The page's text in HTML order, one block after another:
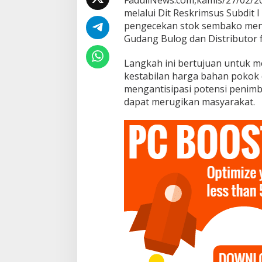
n
s
u
c
R
a
m
a
d
a
n
/
2
0
melalui Dit Reskrimsus Subdit
pengecekan stok sembako
Gudang Bulog dan Distributor
Langkah ini bertujuan untuk
kestabilan harga bahan
mengantisipasi potensi
dapat merugikan masyarakat.